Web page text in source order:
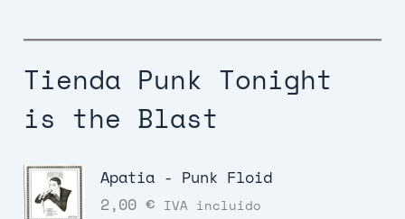
Tienda Punk Tonight
is the Blast
Apatia - Punk Floid
2,00€ IVA incluido